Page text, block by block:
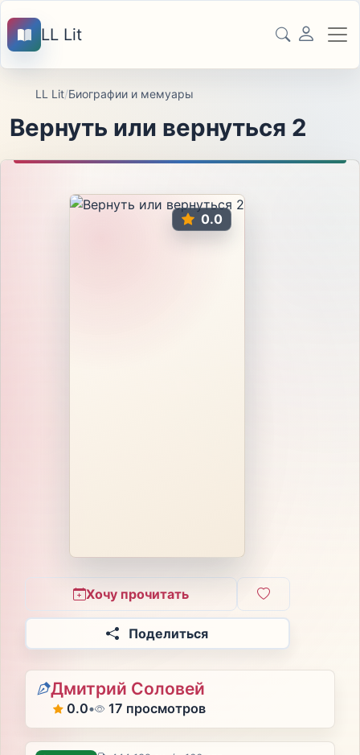
LL Lit
LL Lit/Биографии и мемуары
Вернуть или вернуться 2
0.0
Хочу прочитать
Поделиться
Дмитрий Соловей
0.0• 17 просмотров